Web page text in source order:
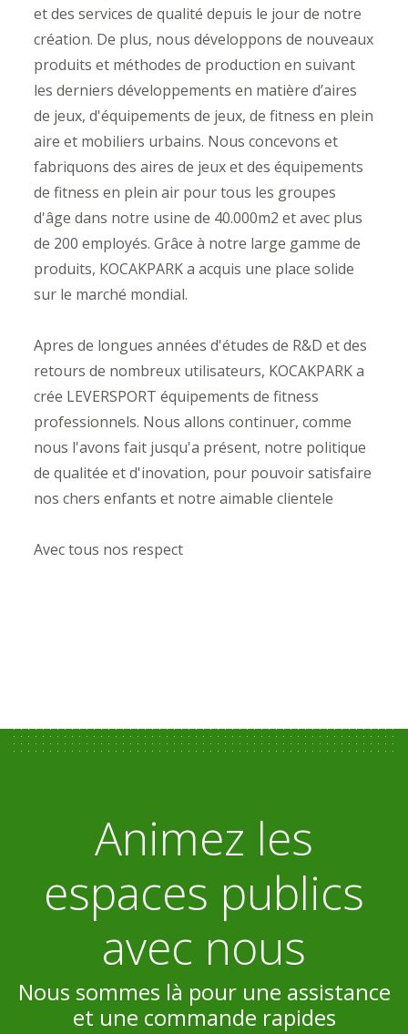
et des services de qualité depuis le jour de notre
création. De plus, nous développons de nouveaux
produits et méthodes de production en suivant
les derniers développements en matière d’aires
de jeux, d'équipements de jeux, de fitness en plein
aire et mobiliers urbains. Nous concevons et
fabriquons des aires de jeux et des équipements
de fitness en plein air pour tous les groupes
d'âge dans notre usine de 40.000m2 et avec plus
de 200 employés. Grâce à notre large gamme de
produits, KOCAKPARK a acquis une place solide
sur le marché mondial.
Apres de longues années d'études de R&D et des
retours de nombreux utilisateurs, KOCAKPARK a
crée LEVERSPORT équipements de fitness
professionnels. Nous allons continuer, comme
nous l'avons fait jusqu'a présent, notre politique
de qualitée et d'inovation, pour pouvoir satisfaire
nos chers enfants et notre aimable clientele
Avec tous nos respect
Animez les
espaces publics
avec nous
Nous sommes là pour une assistance
et une commande rapides